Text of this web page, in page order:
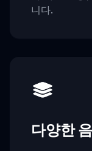
니다.
다양한